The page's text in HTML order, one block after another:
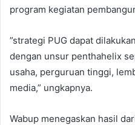
program kegiatan
”strategi PUG dapat
dengan unsur penthahelix
usaha, perguruan tinggi,
media,” ungkapnya.
Wabup menegaskan hasil